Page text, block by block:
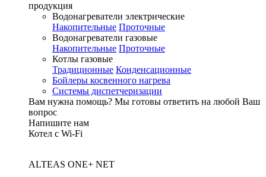
продукция
Водонагреватели электрические
Накопительные Проточные
Водонагреватели газовые
Накопительные Проточные
Котлы газовые
Традиционные Конденсационные
Бойлеры косвенного нагрева
Системы диспетчеризации
Вам нужна помощь? Мы готовы ответить на любой Ваш
вопрос
Напишите нам
Котел с Wi-Fi
ALTEAS ONE+ NET